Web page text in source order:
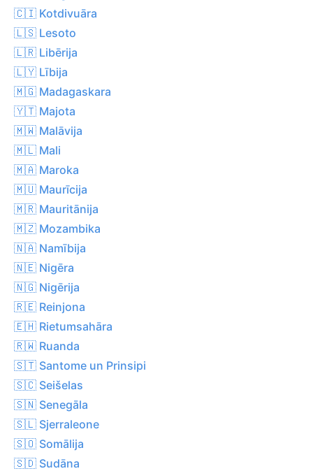
🇨🇮 Kotdivuāra
🇱🇸 Lesoto
🇱🇷 Libērija
🇱🇾 Lībija
🇲🇬 Madagaskara
🇾🇹 Majota
🇲🇼 Malāvija
🇲🇱 Mali
🇲🇦 Maroka
🇲🇺 Maurīcija
🇲🇷 Mauritānija
🇲🇿 Mozambika
🇳🇦 Namībija
🇳🇪 Nigēra
🇳🇬 Nigērija
🇷🇪 Reinjona
🇪🇭 Rietumsahāra
🇷🇼 Ruanda
🇸🇹 Santome un Prinsipi
🇸🇨 Seišelas
🇸🇳 Senegāla
🇸🇱 Sjerraleone
🇸🇴 Somālija
🇸🇩 Sudāna